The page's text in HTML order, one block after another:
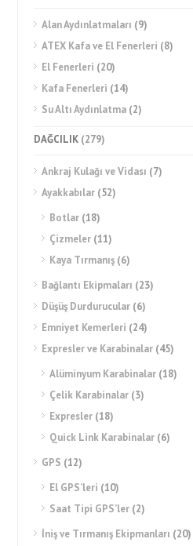
Alan Aydınlatmaları (9)
ATEX Kafa ve El Fenerleri (8)
El Fenerleri (20)
Kafa Fenerleri (14)
Su Altı Aydınlatma (2)
DAĞCILIK (279)
Ankraj Kulağı ve Vidası (7)
Ayakkabılar (52)
Botlar (18)
Çizmeler (11)
Kaya Tırmanış (6)
Bağlantı Ekipmaları (23)
Düşüş Durdurucular (6)
Emniyet Kemerleri (24)
Expresler ve Karabinalar (45)
Alüminyum Karabinalar (18)
Çelik Karabinalar (3)
Expresler (18)
Quick Link Karabinalar (6)
GPS (12)
El GPS’leri (10)
Saat Tipi GPS’ler (2)
İniş ve Tırmanış Ekipmanları (20)